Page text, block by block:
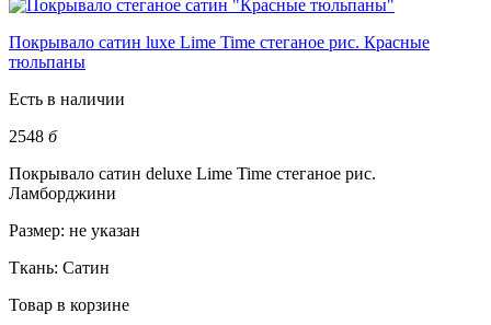
Покрывало сатин luxe Lime Time стеганое рис. Красные
тюльпаны
Есть в наличии
2548 б
Покрывало сатин deluxe Lime Time стеганое рис.
Ламборджини
Размер: не указан
Ткань: Сатин
Товар в корзине